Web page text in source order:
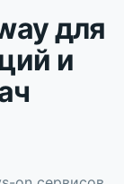
для
и